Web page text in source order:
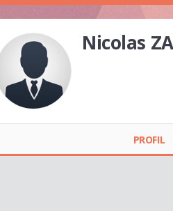
Nicolas
PROFIL